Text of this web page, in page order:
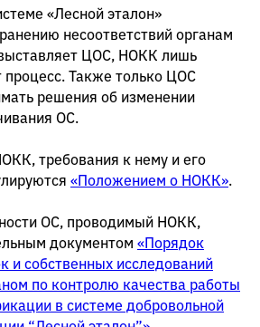
«Лесной эталон»
несоответствий органам
ЦОС, НОКК лишь
процесс. Также только ЦОС
решения об изменении
ОС.
требования к нему и его
«Положением о НОКК».
ОС, проводимый НОКК,
документом «Порядок
и собственных исследований
по контролю качества работы
в системе добровольной